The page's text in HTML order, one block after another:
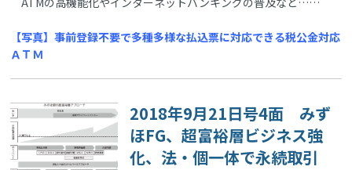
【写真】事前登録不要で多種多様な払込票に対応できる税公金対応
ＡＴＭ
2018年9月21日号4面 みず
ほFG、超富裕層ビジネス強
化、法・個一体で永続取引